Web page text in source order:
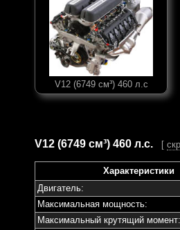
V12 (6749 см³) 460 л.с
V12 (6749 см³) 460 л.с. [
Характеристики
Двигатель:
Максимальная мощность:
Максимальный крутящий момент: